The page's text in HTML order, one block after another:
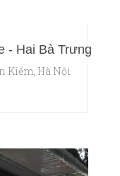
- Hai Bà Trưng
Kiếm, Hà Nội